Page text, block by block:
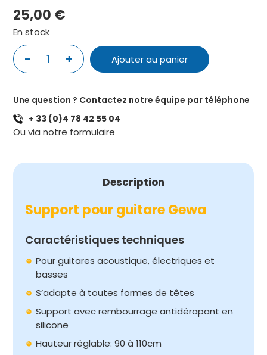
25,00 €
En stock
-
GEWA
+ Ajouter au panier
Une question ? Contactez notre équipe par téléphone
+ 33 (0)4 78 42 55 04
Ou via notre formulaire
Description
Support pour guitare Gewa
Caractéristiques techniques
Pour guitares acoustique, électriques et
basses
S’adapte à toutes formes de têtes
Support avec rembourrage antidérapant en
silicone
Hauteur réglable: 90 à 110cm